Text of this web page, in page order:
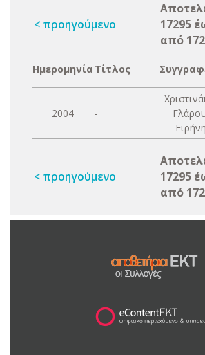
< προηγούμενο
17295
από
Ημερομηνία Τίτλος
2004 -
Ειρήνη
< προηγούμενο
17295
από